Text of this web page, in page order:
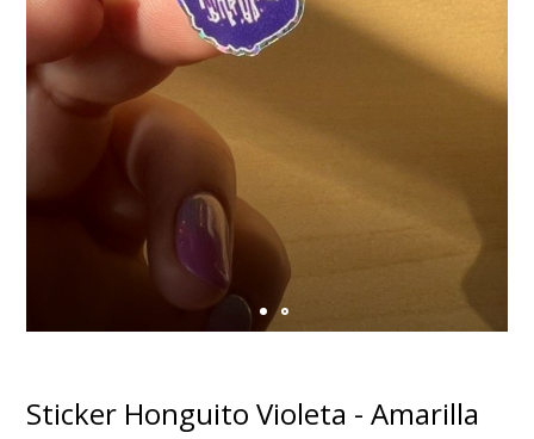
Sticker Honguito Violeta - Amarilla